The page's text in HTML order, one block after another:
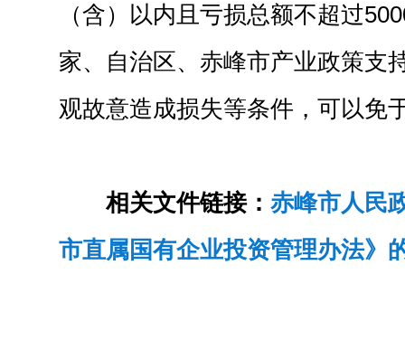
（含）以内且亏损总额不超过
家、自治区、赤峰市产业政策支
观故意造成损失等条件，可以免
相关文件链接： 赤峰市人民
市直属国有企业投资管理办法》